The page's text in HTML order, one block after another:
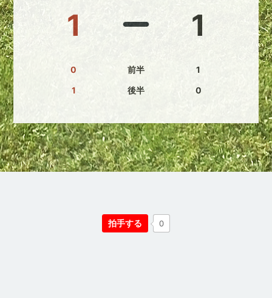
1
0
1
前半
後半
1
1
0
拍手する 0